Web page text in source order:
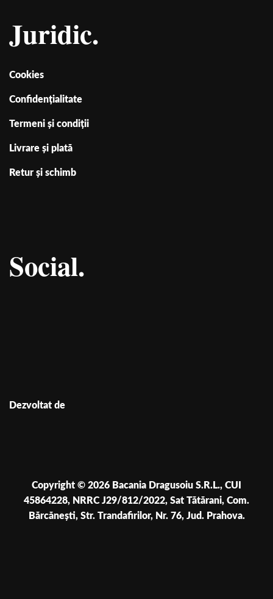
Juridic.
Cookies
Confidențialitate
Termeni și condiții
Livrare și plată
Retur și schimb
Social.
Dezvoltat de
Copyright © 2026 Bacania Dragusoiu S.R.L., CUI
45864228, NRRC J29/812/2022, Sat Tătărani, Com.
Bărcănești, Str. Trandafirilor, Nr. 76, Jud. Prahova.